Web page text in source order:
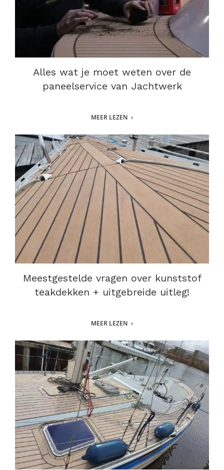
Alles wat je moet weten over de
paneelservice van Jachtwerk
MEER LEZEN
Meestgestelde vragen over kunststof
teakdekken + uitgebreide uitleg!
MEER LEZEN